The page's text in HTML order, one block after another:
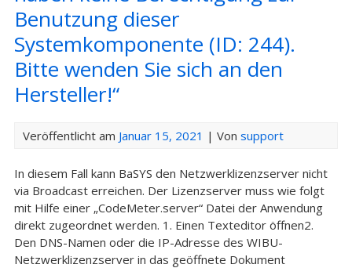
Benutzung dieser
Systemkomponente (ID: 244).
Bitte wenden Sie sich an den
Hersteller!“
Veröffentlicht am Januar 15, 2021 | Von support
In diesem Fall kann BaSYS den Netzwerklizenzserver nicht
via Broadcast erreichen. Der Lizenzserver muss wie folgt
mit Hilfe einer „CodeMeter.server“ Datei der Anwendung
direkt zugeordnet werden. 1. Einen Texteditor öffnen2.
Den DNS-Namen oder die IP-Adresse des WIBU-
Netzwerklizenzserver in das geöffnete Dokument